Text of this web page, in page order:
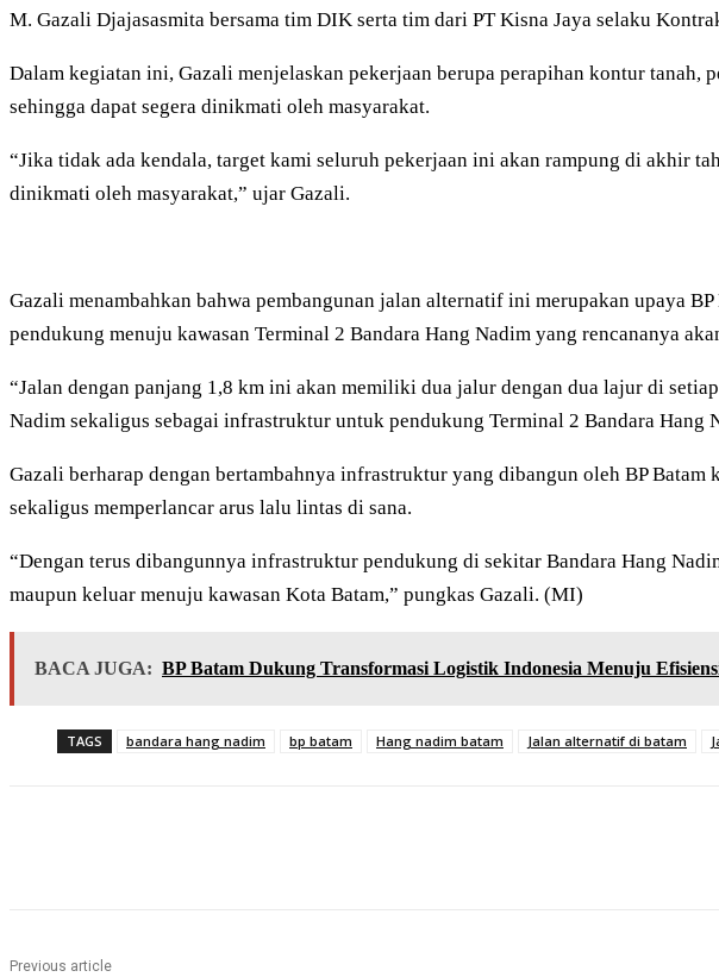
M. Gazali Djajasasmita bersama tim DIK serta tim dari PT Kisna Jaya selaku
Dalam kegiatan ini, Gazali menjelaskan pekerjaan berupa perapihan kontur tanah,
sehingga dapat segera dinikmati oleh masyarakat.
“Jika tidak ada kendala, target kami seluruh pekerjaan ini akan rampung di akhir
dinikmati oleh masyarakat,” ujar Gazali.
Gazali menambahkan bahwa pembangunan jalan alternatif ini merupakan upaya
pendukung menuju kawasan Terminal 2 Bandara Hang Nadim yang rencananya
“Jalan dengan panjang 1,8 km ini akan memiliki dua jalur dengan dua lajur di
Nadim sekaligus sebagai infrastruktur untuk pendukung Terminal 2 Bandara Hang
Gazali berharap dengan bertambahnya infrastruktur yang dibangun oleh BP
sekaligus memperlancar arus lalu lintas di sana.
“Dengan terus dibangunnya infrastruktur pendukung di sekitar Bandara Hang
maupun keluar menuju kawasan Kota Batam,” pungkas Gazali. (MI)
BACA JUGA: BP Batam Dukung Transformasi Logistik Indonesia Menuju
TAGS bandara hang nadim bp batam Hang nadim batam Jalan alternatif di batam
Previous article